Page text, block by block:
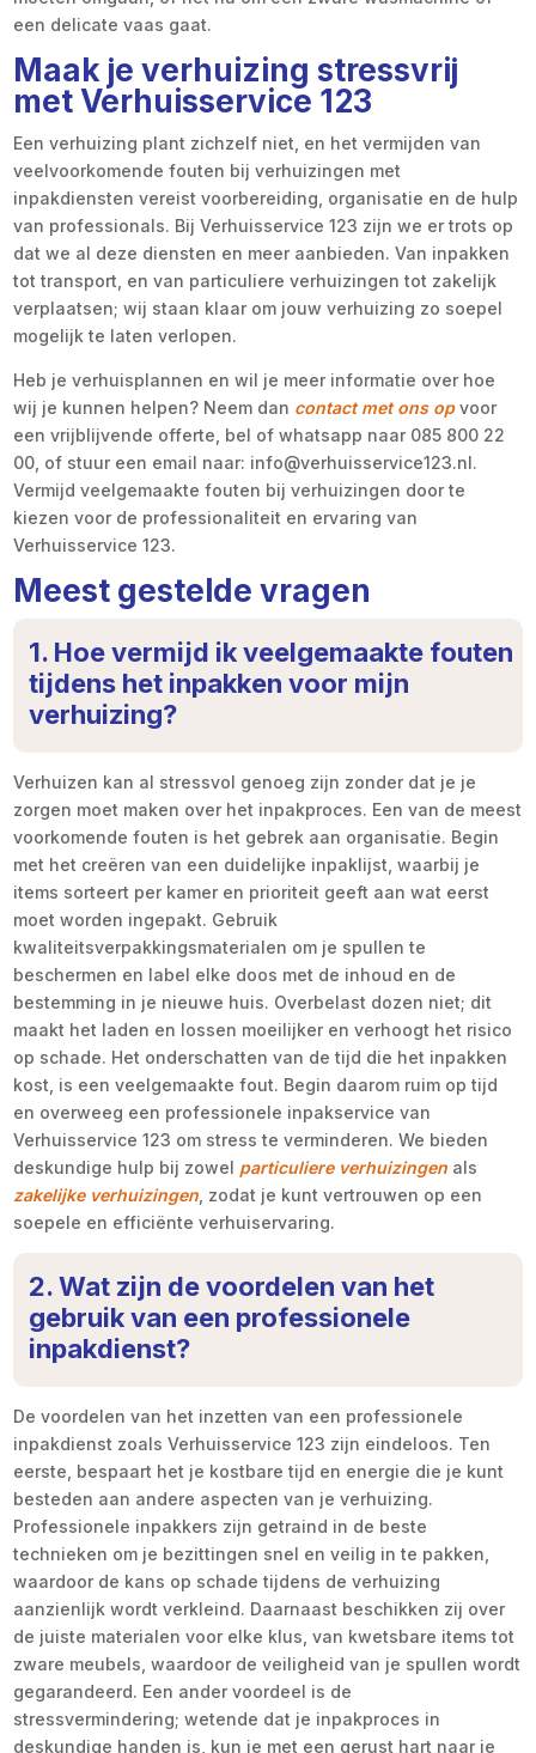
een delicate vaas gaat.
Maak je verhuizing stressvrij
met Verhuisservice 123
Een verhuizing plant zichzelf niet, en het vermijden van
veelvoorkomende fouten bij verhuizingen met
inpakdiensten vereist voorbereiding, organisatie en de hulp
van professionals. Bij Verhuisservice 123 zijn we er trots op
dat we al deze diensten en meer aanbieden. Van inpakken
tot transport, en van particuliere verhuizingen tot zakelijk
verplaatsen; wij staan klaar om jouw verhuizing zo soepel
mogelijk te laten verlopen.
Heb je verhuisplannen en wil je meer informatie over hoe
wij je kunnen helpen? Neem dan contact met ons opvoor
een vrijblijvende offerte, bel of whatsapp naar 085 800 22
00, of stuur een email naar: info@verhuisservice123.nl.
Vermijd veelgemaakte fouten bij verhuizingen door te
kiezen voor de professionaliteit en ervaring van
Verhuisservice 123.
Meest gestelde vragen
1. Hoe vermijd ik veelgemaakte fouten
tijdens het inpakken voor mijn
verhuizing?
Verhuizen kan al stressvol genoeg zijn zonder dat je je
zorgen moet maken over het inpakproces. Een van de meest
voorkomende fouten is het gebrek aan organisatie. Begin
met het creëren van een duidelijke inpaklijst, waarbij je
items sorteert per kamer en prioriteit geeft aan wat eerst
moet worden ingepakt. Gebruik
kwaliteitsverpakkingsmaterialen om je spullen te
beschermen en label elke doos met de inhoud en de
bestemming in je nieuwe huis. Overbelast dozen niet; dit
maakt het laden en lossen moeilijker en verhoogt het risico
op schade. Het onderschatten van de tijd die het inpakken
kost, is een veelgemaakte fout. Begin daarom ruim op tijd
en overweeg een professionele inpakservice van
Verhuisservice 123 om stress te verminderen. We bieden
deskundige hulp bij zowel particuliere verhuizingen als
zakelijke verhuizingen , zodat je kunt vertrouwen op een
soepele en efficiënte verhuiservaring.
2. Wat zijn de voordelen van het
gebruik van een professionele
inpakdienst?
De voordelen van het inzetten van een professionele
inpakdienst zoals Verhuisservice 123 zijn eindeloos. Ten
eerste, bespaart het je kostbare tijd en energie die je kunt
besteden aan andere aspecten van je verhuizing.
Professionele inpakkers zijn getraind in de beste
technieken om je bezittingen snel en veilig in te pakken,
waardoor de kans op schade tijdens de verhuizing
aanzienlijk wordt verkleind. Daarnaast beschikken zij over
de juiste materialen voor elke klus, van kwetsbare items tot
zware meubels, waardoor de veiligheid van je spullen wordt
gegarandeerd. Een ander voordeel is de
stressvermindering; wetende dat je inpakproces in
deskundige handen is, kun je met een gerust hart naar je